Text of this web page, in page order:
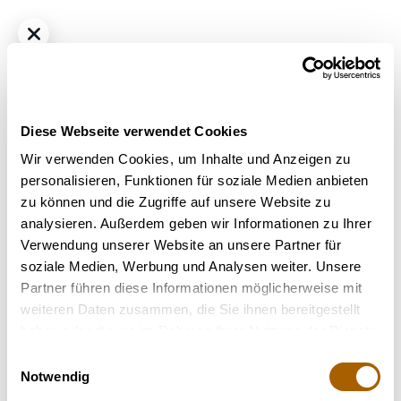
Diese Webseite verwendet Cookies
Wir verwenden Cookies, um Inhalte und Anzeigen zu
personalisieren, Funktionen für soziale Medien anbieten
zu können und die Zugriffe auf unsere Website zu
analysieren. Außerdem geben wir Informationen zu Ihrer
Verwendung unserer Website an unsere Partner für
soziale Medien, Werbung und Analysen weiter. Unsere
Partner führen diese Informationen möglicherweise mit
weiteren Daten zusammen, die Sie ihnen bereitgestellt
Notwendig
Hybrid THC22% CBD0.9%
Nimbus 22/1 RZM Runtz Mintz
Bestrahlung: Unbestrahlt
Strain: Runtz Mintz
Hilft bei: Stress
Nicht verfügbar